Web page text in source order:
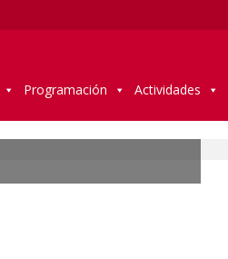
Programación Actividades